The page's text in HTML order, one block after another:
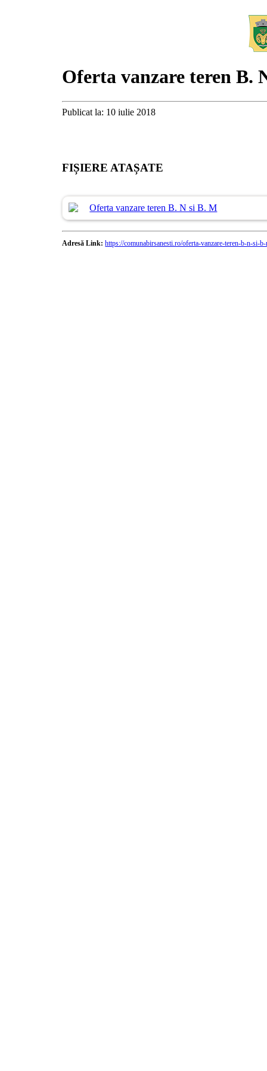
Oferta vanzare teren B.
Publicat la: 10 iulie 2018
FIȘIERE ATAȘATE
Oferta vanzare teren B. N si B. M
Adresă Link: https://comunabirsanesti.ro/oferta-vanzare-teren-b-n-si-